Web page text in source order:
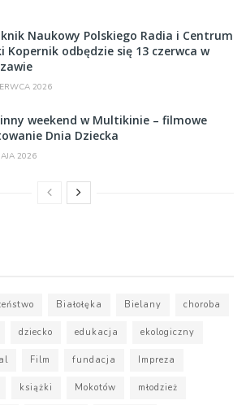
Naukowy Polskiego Radia i Centrum
Kopernik odbędzie się 13 czerwca w
2026
weekend w Multikinie – filmowe
Dnia Dziecka
2026
Białołęka Bielany choroba
dziecko edukacja ekologiczny
Film fundacja Impreza
książki Mokotów młodzież